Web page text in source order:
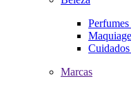
Marcas